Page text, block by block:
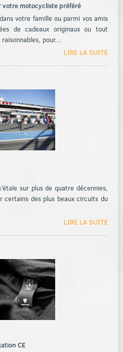
motocycliste préféré
votre famille ou parmi vos amis
de cadeaux originaux ou tout
pour…
LIRE LA SUITE
sur plus de quatre décennies,
certains des plus beaux circuits du
LIRE LA SUITE
CE